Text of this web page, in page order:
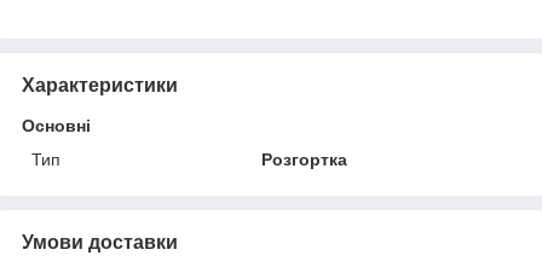
Характеристики
Основні
Тип
Розгортка
Умови доставки